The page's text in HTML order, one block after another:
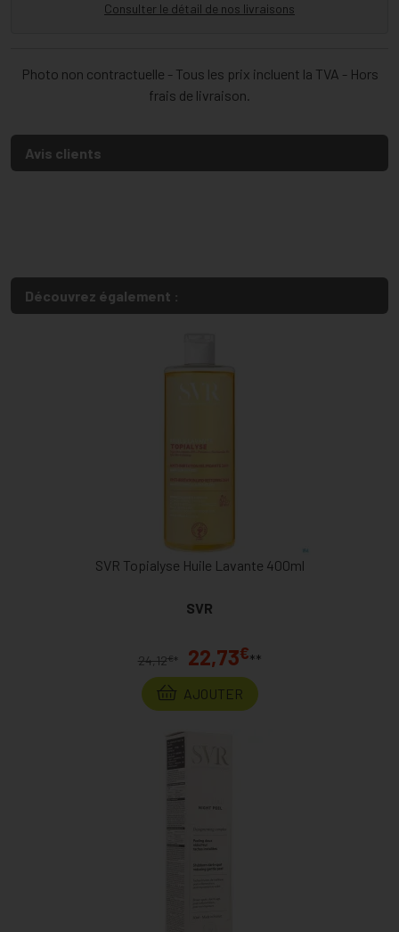
Consulter le détail de nos livraisons
Photo non contractuelle - Tous les prix incluent la TVA - Hors
frais de livraison.
Avis clients
Découvrez également :
SVR Topialyse Huile Lavante 400ml
SVR
24,12€ * 22,73€**
AJOUTER